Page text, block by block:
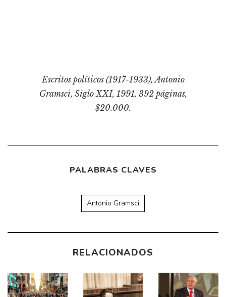
Escritos políticos (1917-1933), Antonio
Gramsci, Siglo XXI, 1991, 392 páginas,
$20.000.
PALABRAS CLAVES
Antonio Gramsci
RELACIONADOS